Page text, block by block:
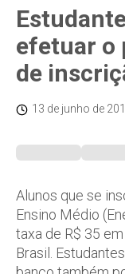
efetuar o
de
13 de junho de
Alunos que se
Ensino Médio
taxa de R$ 35
Brasil.